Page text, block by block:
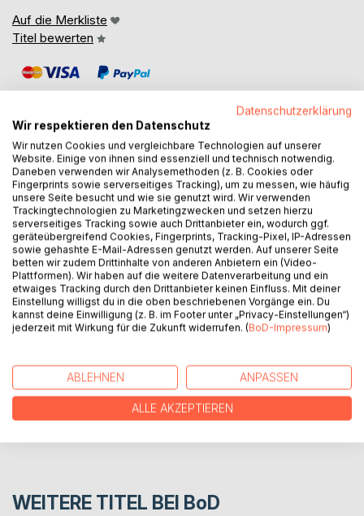
Auf die Merkliste
Titel bewerten
BESCHREIBUNG
Traurigkeit wird heute jedoch nicht ersticken,
Und das gelbe Blatt des Herzens tut nicht weh
Ich werde dir meine Seele in Zeilen schicken,
obwohl es leicht nach Wodka riecht, oh yee
AUTOR/IN
REZENSIONEN
WEITERE TITEL BEI BoD
Datenschutzerklärung
Wir respektieren den Datenschutz
Wir nutzen Cookies und vergleichbare Technologien auf unserer
Website. Einige von ihnen sind essenziell und technisch notwendig.
Daneben verwenden wir Analysemethoden (z. B. Cookies oder
Fingerprints sowie serverseitiges Tracking), um zu messen, wie häufig
unsere Seite besucht und wie sie genutzt wird. Wir verwenden
Trackingtechnologien zu Marketingzwecken und setzen hierzu
serverseitiges Tracking sowie auch Drittanbieter ein, wodurch ggf.
geräteübergreifend Cookies, Fingerprints, Tracking-Pixel, IP-Adressen
sowie gehashte E-Mail-Adressen genutzt werden. Auf unserer Seite
betten wir zudem Drittinhalte von anderen Anbietern ein (Video-
Plattformen). Wir haben auf die weitere Datenverarbeitung und ein
etwaiges Tracking durch den Drittanbieter keinen Einfluss. Mit deiner
Einstellung willigst du in die oben beschriebenen Vorgänge ein. Du
kannst deine Einwilligung (z. B. im Footer unter „Privacy-Einstellungen“)
jederzeit mit Wirkung für die Zukunft widerrufen. (BoD-Impressum)
ABLEHNEN ANPASSEN
ALLE AKZEPTIEREN